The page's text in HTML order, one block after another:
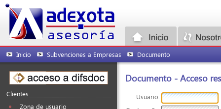
Inicio Subvenciones a Empresas Documento
Clientes
Zona de usuario
Documento - Acceso
Usuario: